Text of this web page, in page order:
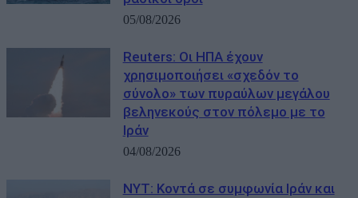
05/08/2026
Reuters: Οι ΗΠΑ έχουν
χρησιμοποιήσει «σχεδόν το
σύνολο» των πυραύλων μεγάλου
βεληνεκούς στον πόλεμο με το
Ιράν
04/08/2026
NYT: Κοντά σε συμφωνία Ιράν και